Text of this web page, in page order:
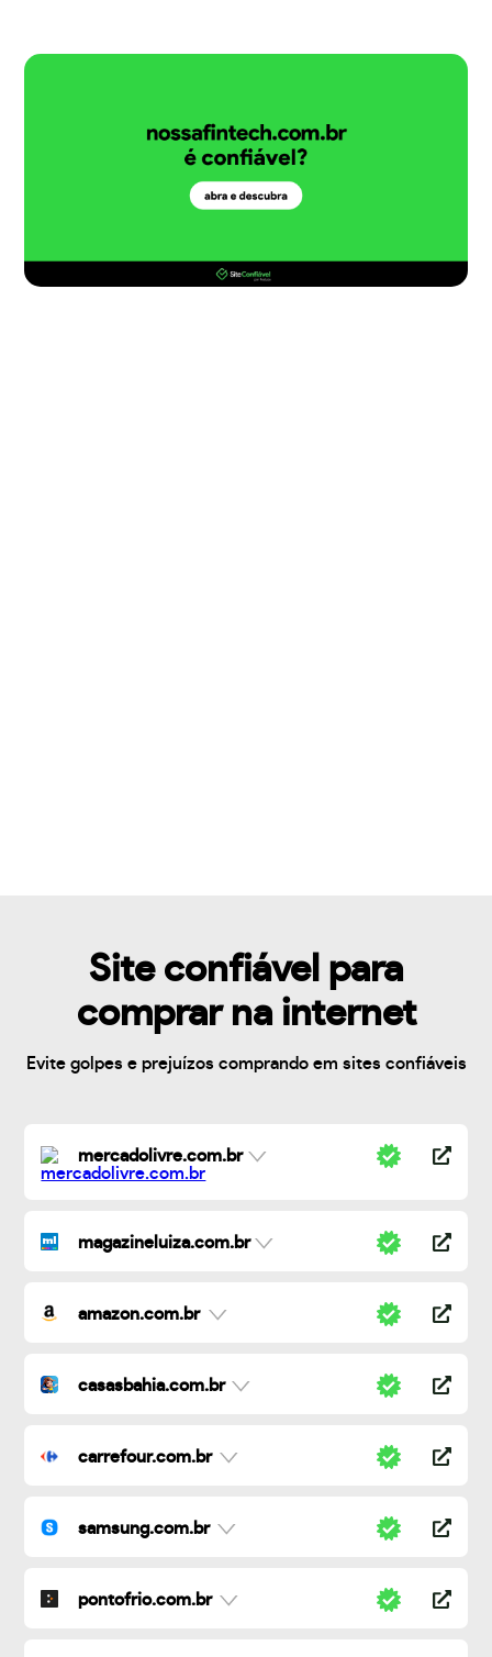
Site confiável para
comprar na internet
Evite golpes e prejuízos comprando em sites confiáveis
mercadolivre.com.br
magazineluiza.com.br
amazon.com.br
casasbahia.com.br
carrefour.com.br
samsung.com.br
pontofrio.com.br